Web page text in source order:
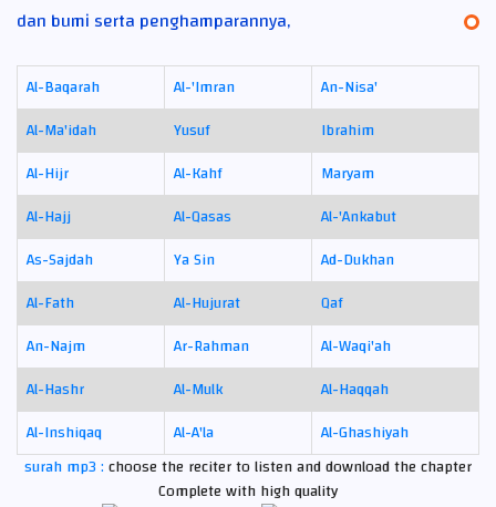
dan bumi serta penghamparannya,
Al-Baqarah Al-'Imran
An-Nisa'
Al-Ma'idah
Yusuf
Ibrahim
Al-Hijr
Al-Kahf
Maryam
Al-Hajj
Al-Qasas
Al-'Ankabut
As-Sajdah
Ya Sin
Ad-Dukhan
Al-Fath
Al-Hujurat
Qaf
An-Najm
Ar-Rahman
Al-Waqi'ah
Al-Hashr
Al-Mulk
Al-Haqqah
Al-Inshiqaq
Al-A'la
Al-Ghashiyah
surah mp3 :choose the reciter to listen and download the chapter
Complete with high quality